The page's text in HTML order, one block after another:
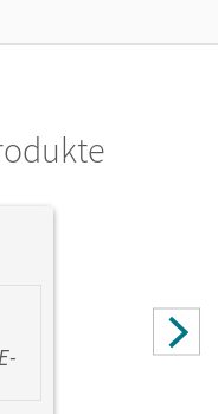
arbeiten.